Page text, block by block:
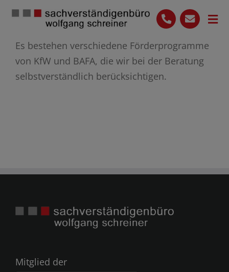
Skip
Start
Leistungen
Es bestehen verschiedene Förderprogramme
von KfW und BAFA, die wir bei der Beratung
selbstverständlich berücksichtigen.
Mitglied der